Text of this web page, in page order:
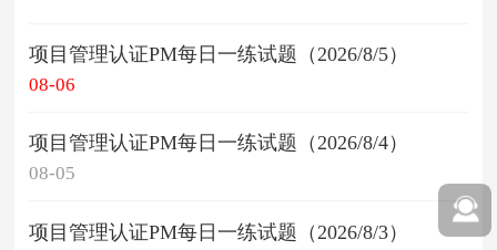
项目管理认证PM每日一练试题（2026/8/5）
08-06
项目管理认证PM每日一练试题（2026/8/4）
08-05
项目管理认证PM每日一练试题（2026/8/3）